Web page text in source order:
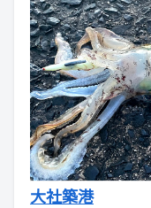
大社築港